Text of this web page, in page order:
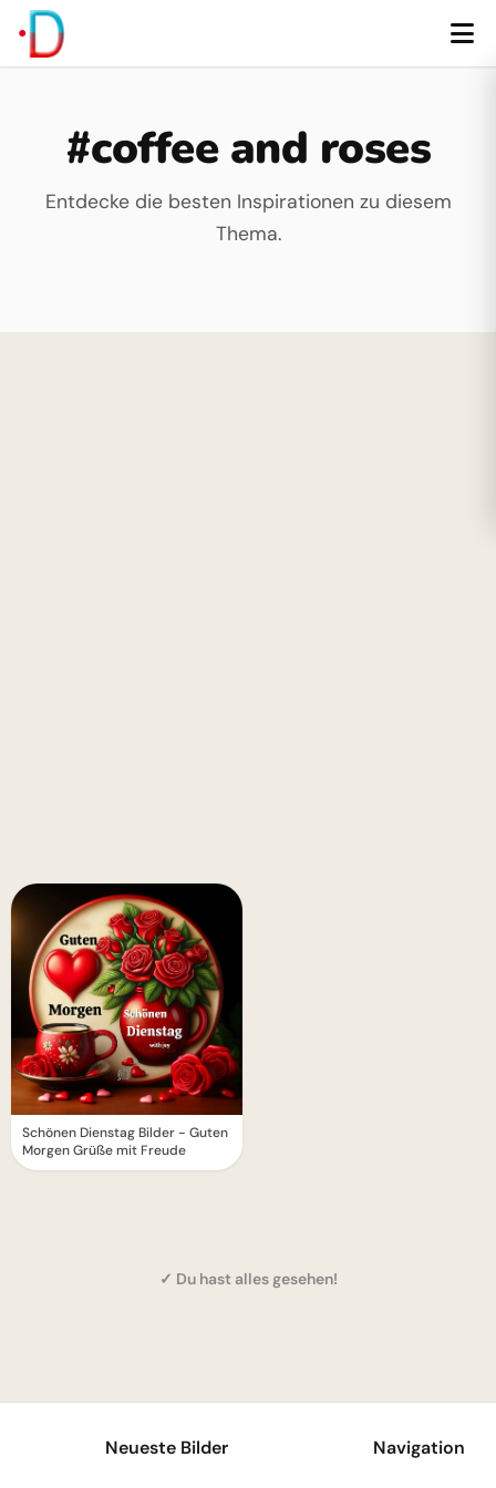
#coffee and roses
Entdecke die besten Inspirationen zu diesem
Thema.
Schönen Dienstag Bilder - Guten
Morgen Grüße mit Freude
✓ Du hast alles gesehen!
Neueste Bilder Navigation